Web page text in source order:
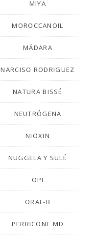
MIYA
MOROCCANOIL
MÁDARA
NARCISO RODRIGUEZ
NATURA BISSÉ
NEUTRÓGENA
NIOXIN
NUGGELA Y SULÉ
OPI
ORAL-B
PERRICONE MD